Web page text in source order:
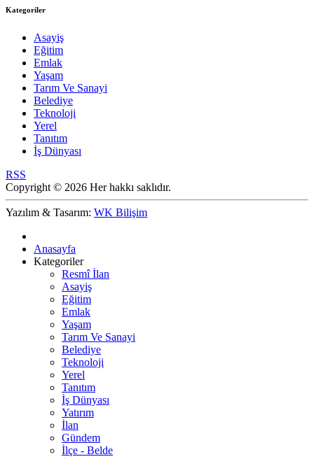
Kategoriler
Asayiş
Eğitim
Emlak
Yaşam
Tarım Ve Sanayi
Belediye
Teknoloji
Yerel
Tanıtım
İş Dünyası
RSS
Copyright © 2026 Her hakkı saklıdır.
Yazılım & Tasarım: WK Bilişim
Anasayfa
Kategoriler
Resmî İlan
Asayiş
Eğitim
Emlak
Yaşam
Tarım Ve Sanayi
Belediye
Teknoloji
Yerel
Tanıtım
İş Dünyası
Yatırım
İlan
Gündem
İlçe - Belde